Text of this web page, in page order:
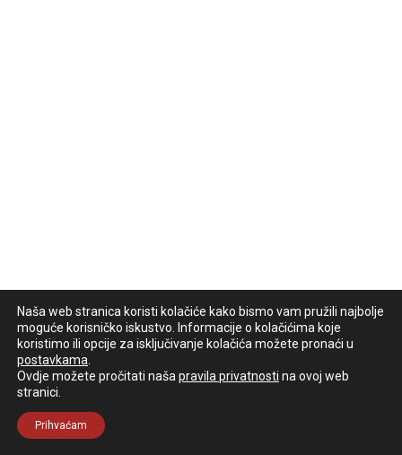
Naša web stranica koristi kolačiće kako bismo vam pružili najbolje
moguće korisničko iskustvo. Informacije o kolačićima koje
koristimo ili opcije za isključivanje kolačića možete pronaći u
postavkama
Ovdje možete pročitati naša pravila privatnosti na ovoj web
stranici.
Prihvaćam